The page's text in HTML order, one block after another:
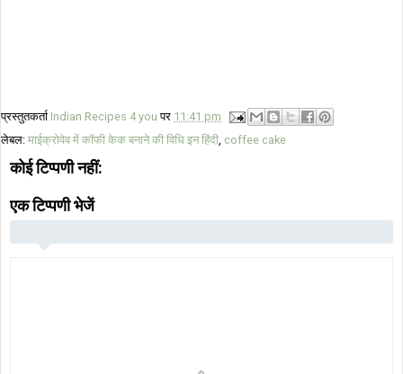
प्रस्तुतकर्ता Indian Recipes 4 you पर 11:41 pm
लेबल: माईक्रोवेव में कॉफी केक बनाने की विधि इन हिंदी, coffee cake
कोई टिप्पणी नहीं:
एक टिप्पणी भेजें